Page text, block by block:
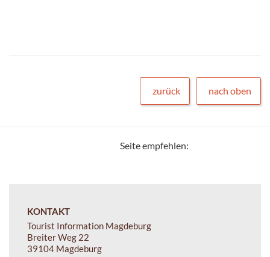
zurück nach oben
Seite empfehlen:
KONTAKT
Tourist Information Magdeburg
Breiter Weg 22
39104 Magdeburg